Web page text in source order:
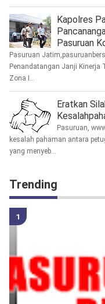
Kapolres
Pasuruan
Pasuruan
Penandatangan Janji Kinerja
Zona I...
Eratkan
Pasuruan,
kesalah pahaman antara
yang menyeb...
Trending